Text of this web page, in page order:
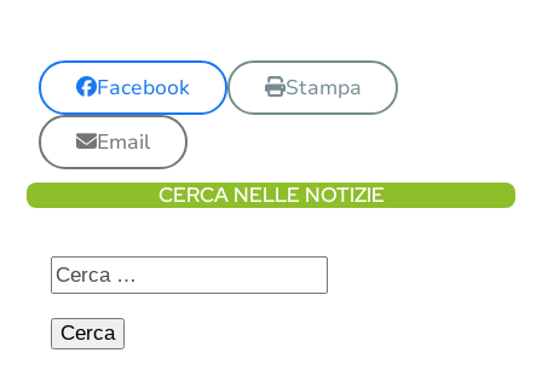
Facebook
Stampa
Email
CERCA NELLE NOTIZIE